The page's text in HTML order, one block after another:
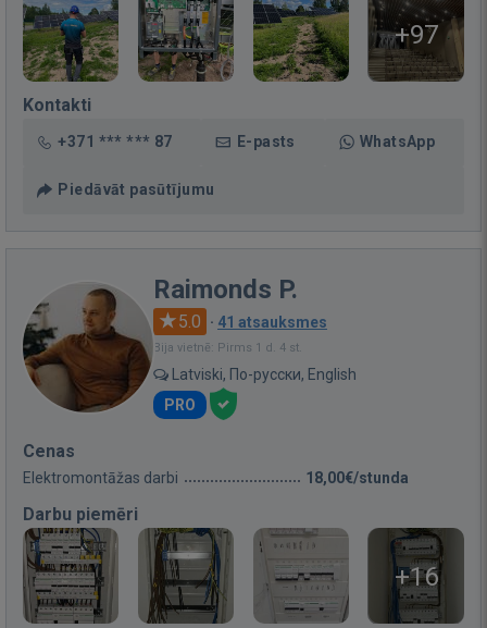
+97
Kontakti
+371 *** *** 87 E-pasts WhatsApp
Piedāvāt pasūtījumu
Raimonds P.
5.0 · 41 atsauksmes
Bija vietnē: Pirms 1 d. 4 st.
Latviski, По-русски, English
PRO
Cenas
Elektromontāžas darbi 18,00€/stunda
Darbu piemēri
+16